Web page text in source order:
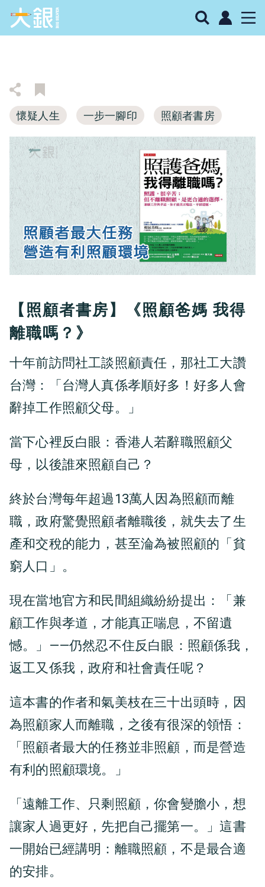
懷疑人生 一步一腳印 照顧者書房
【照顧者書房】《照顧爸媽 我得
離職嗎？》
十年前訪問社工談照顧責任，那社工大讚
台灣：「台灣人真係孝順好多！好多人會
辭掉工作照顧父母。」
當下心裡反白眼：香港人若辭職照顧父
母，以後誰來照顧自己？
終於台灣每年超過13萬人因為照顧而離
職，政府驚覺照顧者離職後，就失去了生
產和交稅的能力，甚至淪為被照顧的「貧
窮人口」。
現在當地官方和民間組織紛紛提出：「兼
顧工作與孝道，才能真正喘息，不留遺
憾。」——仍然忍不住反白眼：照顧係我，
返工又係我，政府和社會責任呢？
這本書的作者和氣美枝在三十出頭時，因
為照顧家人而離職，之後有很深的領悟：
「照顧者最大的任務並非照顧，而是營造
有利的照顧環境。」
「遠離工作、只剩照顧，你會變膽小，想
讓家人過更好，先把自己擺第一。」這書
一開始已經講明：離職照顧，不是最合適
的安排。